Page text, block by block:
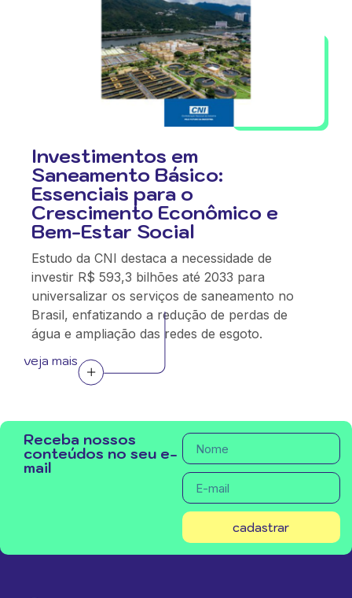
Investimentos em
Saneamento Básico:
Essenciais para o
Crescimento Econômico e
Bem-Estar Social
Estudo da CNI destaca a necessidade de
investir R$ 593,3 bilhões até 2033 para
universalizar os serviços de saneamento no
Brasil, enfatizando a redução de perdas de
água e ampliação das redes de esgoto.
veja mais
Receba nossos
conteúdos no seu e-
mail
cadastrar